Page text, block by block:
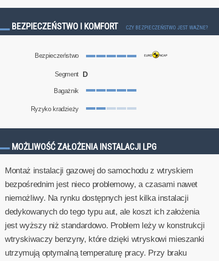
BEZPIECZEŃSTWO I KOMFORT CZY BEZPIECZEŃSTWO JEST WAŻNE?
Bezpieczeństwo
Segment D
Bagażnik
Ryzyko kradzieży
MOŻLIWOŚĆ ZAŁOŻENIA INSTALACJI LPG
Montaż instalacji gazowej do samochodu z wtryskiem
bezpośrednim jest nieco problemowy, a czasami nawet
niemożliwy. Na rynku dostępnych jest kilka instalacji
dedykowanych do tego typu aut, ale koszt ich założenia
jest wyższy niż standardowo. Problem leży w konstrukcji
wtryskiwaczy benzyny, które dzięki wtryskowi mieszanki
utrzymują optymalną temperaturę pracy. Przy braku